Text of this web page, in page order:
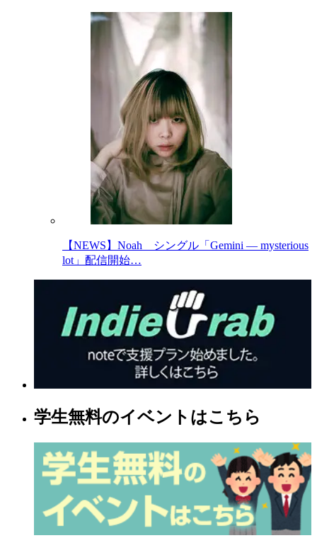
【NEWS】Noah シングル「Gemini — mysterious
lot」配信開始…
学生無料のイベントはこちら